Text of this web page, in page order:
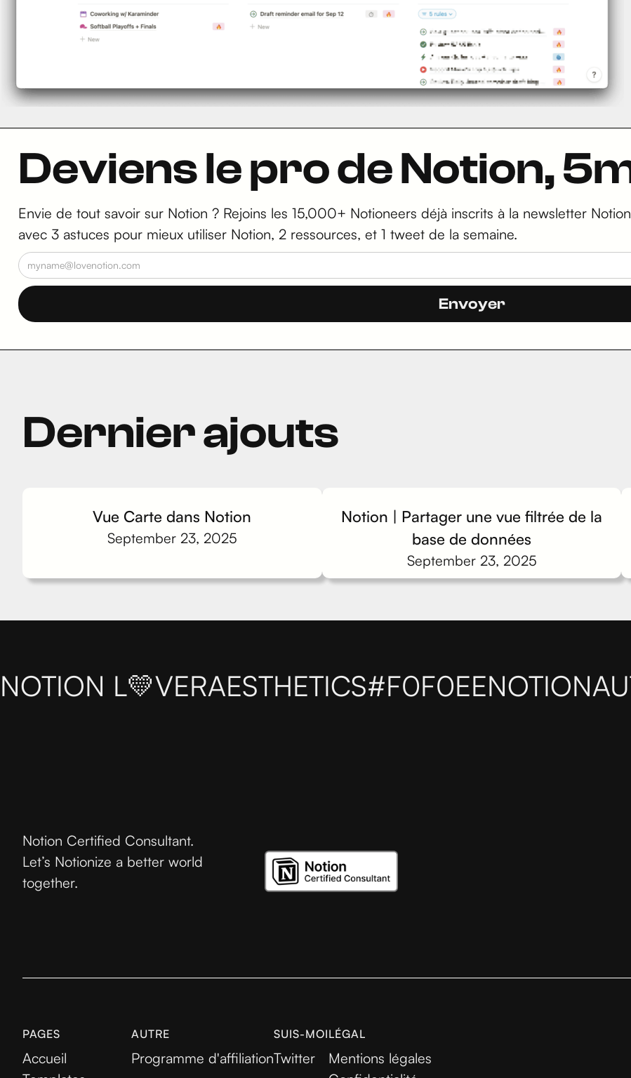
Deviens le pro de Notion,
Envie de tout savoir sur Notion ? Rejoins les 15,000+ Notioneers déjà inscrits à la newsletter
avec 3 astuces pour mieux utiliser Notion, 2 ressources, et 1 tweet de la semaine.
Dernier ajouts
Vue Carte dans Notion
September 23, 2025
Notion | Partager une vue filtrée de la
base de données
September 23, 2025
NOTION L💛VERAESTHETICS#F0F0EE
Notion Certified Consultant.
Let’s Notionize a better world
together.
PAGES
Accueil
AUTRE
Programme d'affiliation
SUIS-MOI
Twitter
LÉGAL
Mentions légales